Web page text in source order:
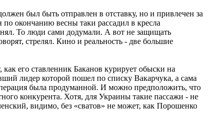
был быть отправлен в отставку, но и привлечен за
окончанию весны таки рассадил в кресла
То люди сами додумали. А вот не защищать
стрелял. Кино и реальность - две большие
его ставленник Баканов курирует обыски на
лидер которой пошел по списку Вакарчука, а сама
была продуманной. И можно предположить, что
конкурента. Хотя, для Украины такие пассажи - не
видимо, без «сватов» не может, как Порошенко